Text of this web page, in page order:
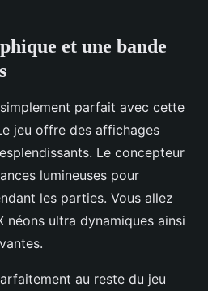
et une bande
parfait avec cette
jeu offre des affichages
Le concepteur
lumineuses pour
les parties. Vous allez
ultra dynamiques ainsi
au reste du jeu